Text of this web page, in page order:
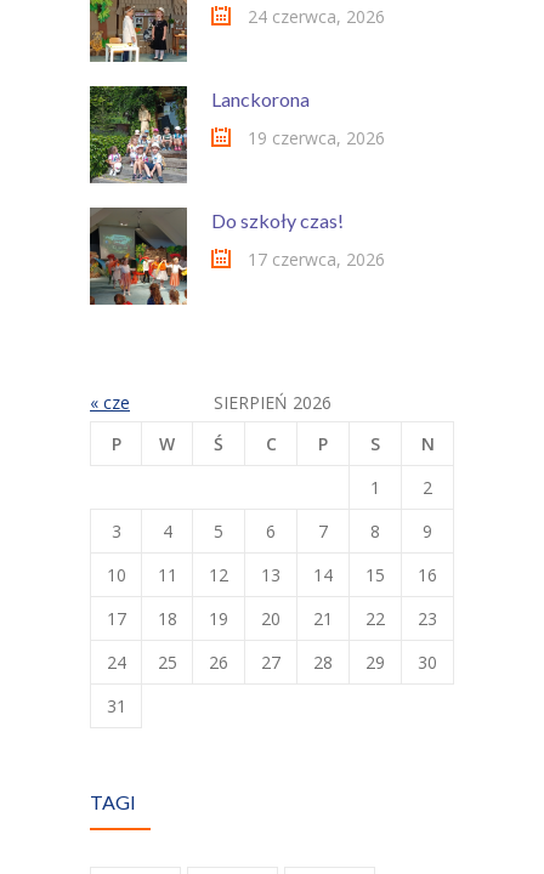
24 czerwca, 2026
Lanckorona
19 czerwca, 2026
Do szkoły czas!
17 czerwca, 2026
SIERPIEŃ 2026
P
W Ś C P S
N
1
2
3
4 5 6 7 8
9
10
11 12 13 14 15
16
17
18 19 20 21 22
23
24
25 26 27 28 29
30
31
« cze
TAGI